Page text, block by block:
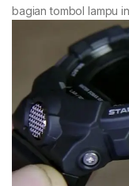
bagian tombol lampu